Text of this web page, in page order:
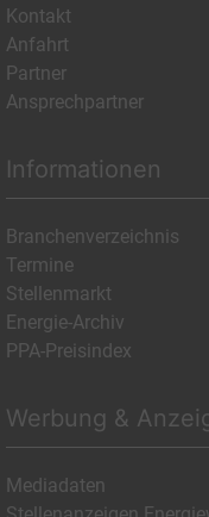
Kontakt
Anfahrt
Partner
Ansprechpartner
Informationen
Branchenverzeichnis
Termine
Stellenmarkt
Energie-Archiv
PPA-Preisindex
Werbung &
Mediadaten